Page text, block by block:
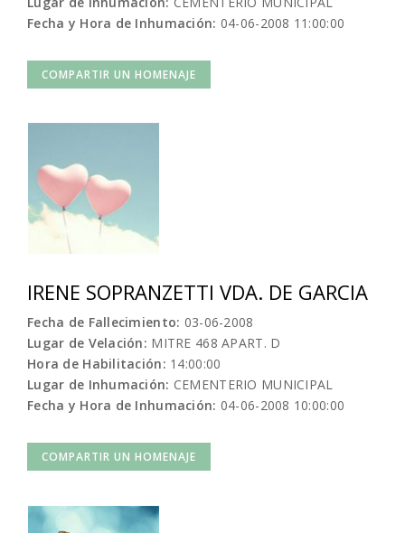
Fecha y Hora de Inhumación: 04-06-2008 11:00:00
COMPARTIR UN HOMENAJE
IRENE SOPRANZETTI VDA. DE GARCIA
Fecha de Fallecimiento: 03-06-2008
Lugar de Velación: MITRE 468 APART. D
Hora de Habilitación: 14:00:00
Lugar de Inhumación: CEMENTERIO MUNICIPAL
Fecha y Hora de Inhumación: 04-06-2008 10:00:00
COMPARTIR UN HOMENAJE